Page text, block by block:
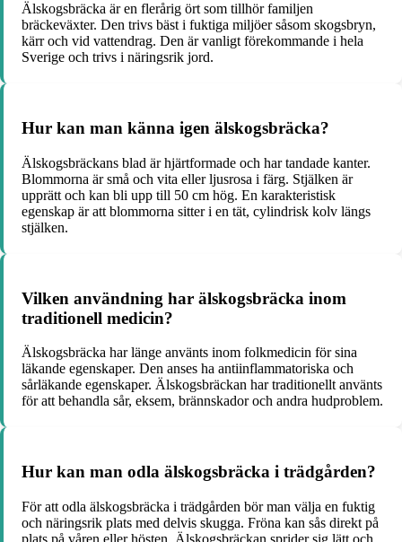
Älskogsbräcka är en flerårig ört som tillhör familjen
bräckeväxter. Den trivs bäst i fuktiga miljöer såsom skogsbryn,
kärr och vid vattendrag. Den är vanligt förekommande i hela
Sverige och trivs i näringsrik jord.
Hur kan man känna igen älskogsbräcka?
Älskogsbräckans blad är hjärtformade och har tandade kanter.
Blommorna är små och vita eller ljusrosa i färg. Stjälken är
upprätt och kan bli upp till 50 cm hög. En karakteristisk
egenskap är att blommorna sitter i en tät, cylindrisk kolv längs
stjälken.
Vilken användning har älskogsbräcka inom
traditionell medicin?
Älskogsbräcka har länge använts inom folkmedicin för sina
läkande egenskaper. Den anses ha antiinflammatoriska och
sårläkande egenskaper. Älskogsbräckan har traditionellt använts
för att behandla sår, eksem, brännskador och andra hudproblem.
Hur kan man odla älskogsbräcka i trädgården?
För att odla älskogsbräcka i trädgården bör man välja en fuktig
och näringsrik plats med delvis skugga. Fröna kan sås direkt på
plats på våren eller hösten. Älskogsbräckan sprider sig lätt och